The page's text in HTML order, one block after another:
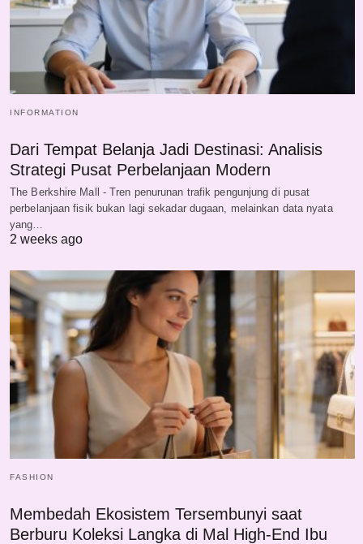
INFORMATION
Dari Tempat Belanja Jadi Destinasi: Analisis
Strategi Pusat Perbelanjaan Modern
The Berkshire Mall - Tren penurunan trafik pengunjung di pusat
perbelanjaan fisik bukan lagi sekadar dugaan, melainkan data nyata
yang…
2 weeks ago
FASHION
Membedah Ekosistem Tersembunyi saat
Berburu Koleksi Langka di Mal High-End Ibu